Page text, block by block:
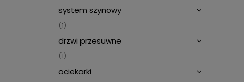
system szynowy
(1)
drzwi przesuwne
(1)
ociekarki